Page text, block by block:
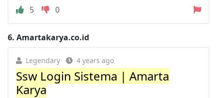
5
0
6. Amartakarya.co.id
Legendary 4 years ago
Ssw Login Sistema | Amarta
Karya